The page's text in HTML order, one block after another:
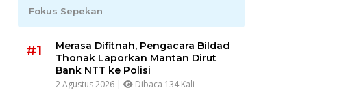
Fokus Sepekan
#1
Merasa Difitnah, Pengacara Bildad
Thonak Laporkan Mantan Dirut
Bank NTT ke Polisi
2 Agustus 2026 | Dibaca 134 Kali